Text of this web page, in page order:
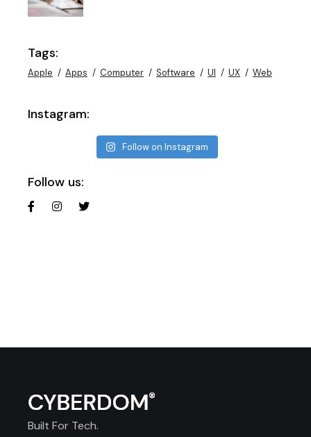
Tags:
Apple Apps Computer Software UI UX Web
Instagram:
Follow on Instagram
Follow us:
Built For Tech.